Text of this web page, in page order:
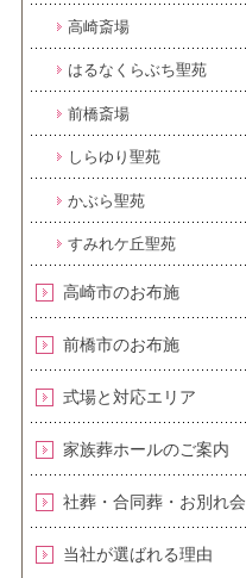
高崎斎場
はるなくらぶち聖苑
前橋斎場
しらゆり聖苑
かぶら聖苑
すみれケ丘聖苑
高崎市のお布施
前橋市のお布施
式場と対応エリア
家族葬ホールのご案内
社葬・合同葬・お別れ会
当社が選ばれる理由